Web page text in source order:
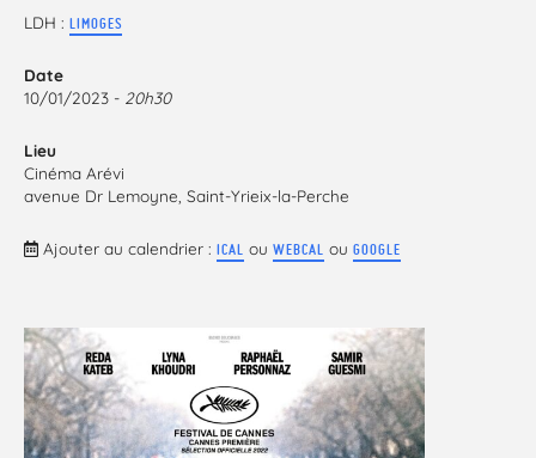
LDH : LIMOGES
Date
10/01/2023 - 20h30
Lieu
Cinéma Arévi
avenue Dr Lemoyne, Saint-Yrieix-la-Perche
Ajouter au calendrier : ICAL ou WEBCAL ou GOOGLE